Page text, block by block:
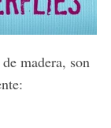
madera, son